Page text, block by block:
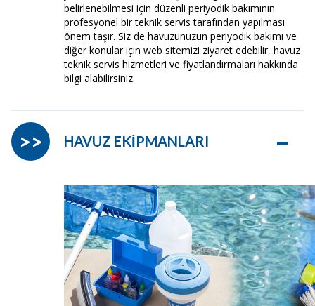
belirlenebilmesi için düzenli periyodik bakımının
profesyonel bir teknik servis tarafından yapılması
önem taşır. Siz de havuzunuzun periyodik bakımı ve
diğer konular için web sitemizi ziyaret edebilir, havuz
teknik servis hizmetleri ve fiyatlandırmaları hakkında
bilgi alabilirsiniz.
HAVUZ EKİPMANLARI –
>>